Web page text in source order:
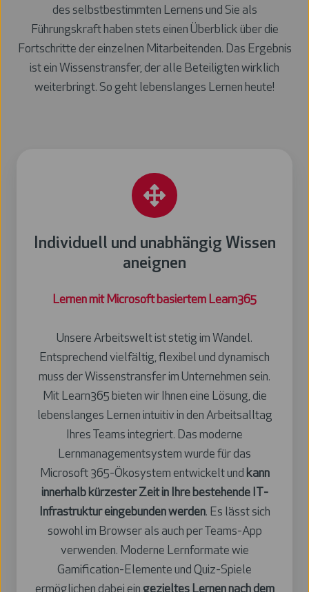
des selbstbestimmten Lernens und Sie als
Führungskraft haben stets einen Überblick über die
Fortschritte der einzelnen Mitarbeitenden. Das Ergebnis
ist ein Wissenstransfer, der alle Beteiligten wirklich
weiterbringt. So geht lebenslanges Lernen heute!
Individuell und unabhängig Wissen
aneignen
Lernen mit Microsoft basiertem Learn365
Unsere Arbeitswelt ist stetig im Wandel.
Entsprechend vielfältig, flexibel und dynamisch
muss der Wissenstransfer im Unternehmen sein.
Mit Learn365 bieten wir Ihnen eine Lösung, die
lebenslanges Lernen intuitiv in den Arbeitsalltag
Ihres Teams integriert. Das moderne
Lernmanagementsystem wurde für das
Microsoft 365-Ökosystem entwickelt und kann
innerhalb kürzester Zeit in Ihre bestehende IT-
Infrastruktur eingebunden werden. Es lässt sich
sowohl im Browser als auch per Teams-App
verwenden. Moderne Lernformate wie
Gamification-Elemente und Quiz-Spiele
und
unabhängig
Wissen
aneignen